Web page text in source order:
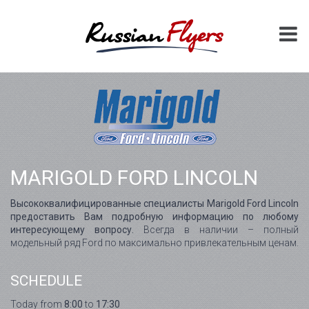
MARIGOLD FORD LINCOLN
Высококвалифицированные специалисты Marigold Ford Lincoln
предоставить Вам подробную информацию по любому
интересующему вопросу.
Всегда в наличии – полный
модельный ряд Ford по максимально привлекательным ценам.
SCHEDULE
Today from 8:00to 17:30